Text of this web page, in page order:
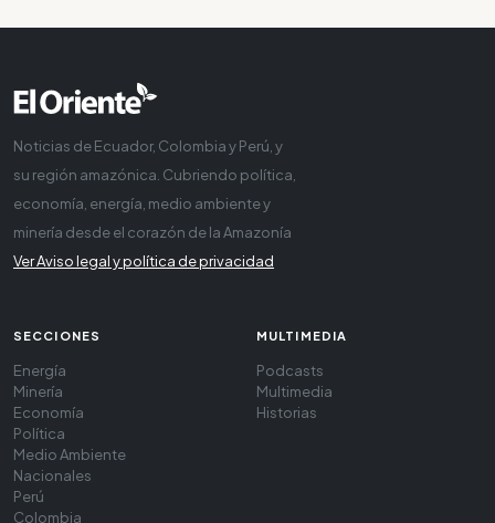
Noticias de Ecuador, Colombia y Perú, y
su región amazónica. Cubriendo política,
economía, energía, medio ambiente y
minería desde el corazón de la Amazonía
Ver Aviso legal y política de privacidad
SECCIONES
Energía
Minería
Economía
Política
Medio Ambiente
Nacionales
Perú
Colombia
MULTIMEDIA
Podcasts
Multimedia
Historias